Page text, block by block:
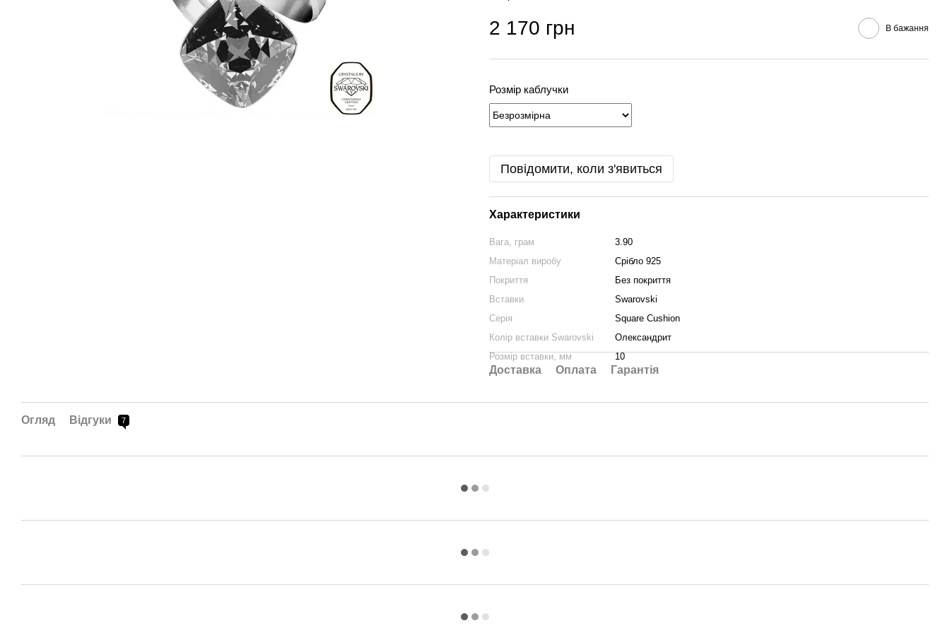
2 170 грн В бажання
Розмір каблучки
Повідомити, коли з'явиться
Характеристики
Вага, грам
3.90
Матеріал виробу
Срібло 925
Покриття
Без покриття
Вставки
Swarovski
Серія
Square Cushion
Колір вставки Swarovski
Олександрит
Розмір вставки, мм
10
Доставка Оплата Гарантія
Огляд Відгуки 7